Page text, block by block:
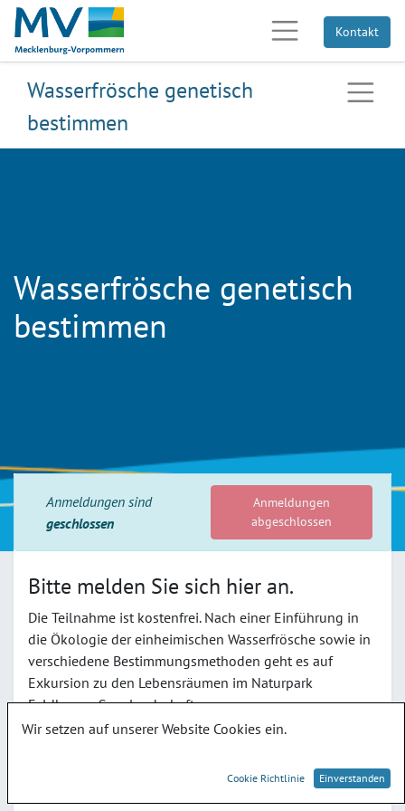
Kontakt
Wasserfrösche genetisch
bestimmen
Wasserfrösche genetisch
bestimmen
Anmeldungen sind
geschlossen
Anmeldungen
abgeschlossen
Bitte melden Sie sich hier an.
Die Teilnahme ist kostenfrei. Nach einer Einführung in
die Ökologie der einheimischen Wasserfrösche sowie in
verschiedene Bestimmungsmethoden geht es auf
Exkursion zu den Lebensräumen im Naturpark
Feldberger Seenlandschaft.
Für die Untersuchungen werden Probenutensilien
Kleidung, geeignetes Schuhwerk und eine eigene
Wir setzen auf unserer Website Cookies ein.
Cookie Richtlinie Einverstanden